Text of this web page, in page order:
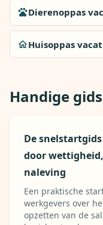
Dierenoppas
Huisoppas
Handige
De
door
naleving
Een praktische
werkgevers over
opzetten van de